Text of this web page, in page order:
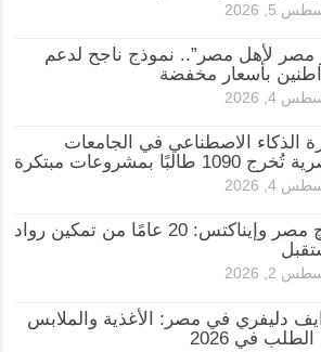
5, 2026
مصر لأهل مصر”.. نموذج ناجح لدعم
بأسعار مخفضة
4, 2026
الذكاء الاصطناعي في الجامعات
1090 طالبًا بمشروعات مبتكرة
4, 2026
أورنچ مصر وإيناكتس: 20 عامًا من تمكين رواد
2, 2026
دليفري في مصر: الأغذية والملابس
في 2026